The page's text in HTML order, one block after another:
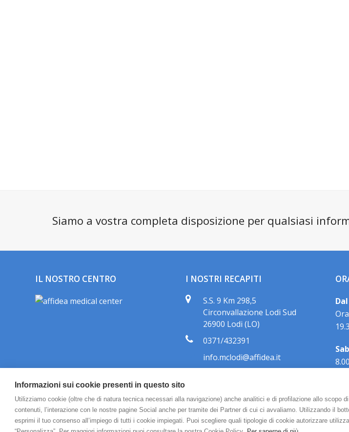
Siamo a vostra completa disposizione per qualsiasi
IL NOSTRO CENTRO I NOSTRI RECAPITI
S.S. 9 Km 298,5
Circonvallazione Lodi Sud
26900 Lodi (LO)
0371/432391
info.mclodi@affidea.it
Informazioni sui cookie presenti in questo sito
Utilizziamo cookie (oltre che di natura tecnica necessari alla navigazione) anche analitici e di profilazione allo scopo
contenuti, l’interazione con le nostre pagine Social anche per tramite dei Partner di cui ci avvaliamo. Utilizzando il
esprimi il tuo consenso all’impiego di tutti i cookie impiegati. Puoi scegliere quali tipologie di cookie autorizzare